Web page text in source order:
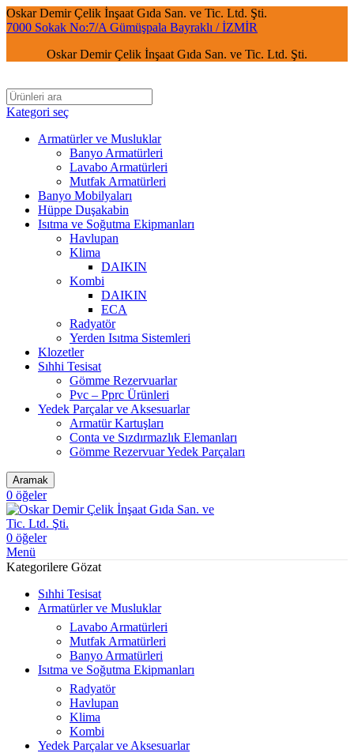
Oskar Demir Çelik İnşaat Gıda San. ve Tic. Ltd. Şti.
7000 Sokak No:7/A Gümüşpala Bayraklı / İZMİR
Oskar Demir Çelik İnşaat Gıda San. ve Tic. Ltd. Şti.
Kategori seç
Armatürler ve Musluklar
Banyo Armatürleri
Lavabo Armatürleri
Mutfak Armatürleri
Banyo Mobilyaları
Hüppe Duşakabin
Isıtma ve Soğutma Ekipmanları
Havlupan
Klima
DAIKIN
Kombi
DAIKIN
ECA
Radyatör
Yerden Isıtma Sistemleri
Klozetler
Sıhhi Tesisat
Gömme Rezervuarlar
Pvc – Pprc Ürünleri
Yedek Parçalar ve Aksesuarlar
Armatür Kartuşları
Conta ve Sızdırmazlık Elemanları
Gömme Rezervuar Yedek Parçaları
Aramak
0 öğeler
0 öğeler
Menü
Kategorilere Gözat
Sıhhi Tesisat
Armatürler ve Musluklar
Lavabo Armatürleri
Mutfak Armatürleri
Banyo Armatürleri
Isıtma ve Soğutma Ekipmanları
Radyatör
Havlupan
Klima
Kombi
Yedek Parçalar ve Aksesuarlar